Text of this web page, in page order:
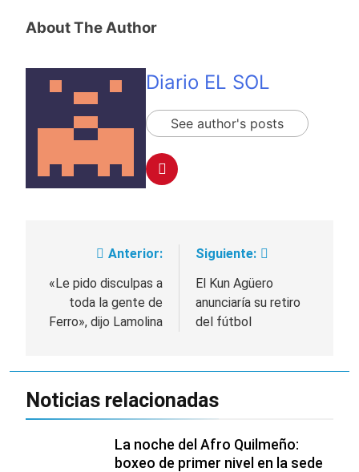
About The Author
Diario EL SOL
See author's posts
Navegación
de
entradas
Anterior:
«Le pido disculpas a
toda la gente de
Ferro», dijo Lamolina
Siguiente:
El Kun Agüero
anunciaría su retiro
del fútbol
Noticias relacionadas
La noche del Afro Quilmeño:
boxeo de primer nivel en la sede